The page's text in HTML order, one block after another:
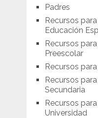
Padres
Recursos
Educación
Recursos
Preescolar
Recursos
Recursos
Secundaria
Recursos
Universidad